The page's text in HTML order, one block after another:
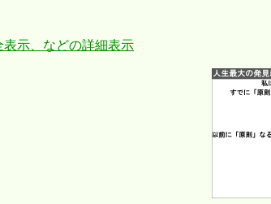
示、などの詳細表示